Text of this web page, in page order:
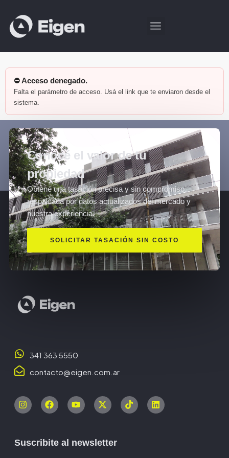
⛔ Acceso denegado.
Falta el parámetro de acceso. Usá el link que te enviaron desde el
sistema.
Conocé el valor de tu
propiedad
Obtené una tasación precisa y sin compromiso,
respaldada por datos actualizados del mercado y
nuestra experiencia.
SOLICITAR TASACIÓN SIN COSTO
341 363 5550
contacto@eigen.com.ar
Suscribite al newsletter